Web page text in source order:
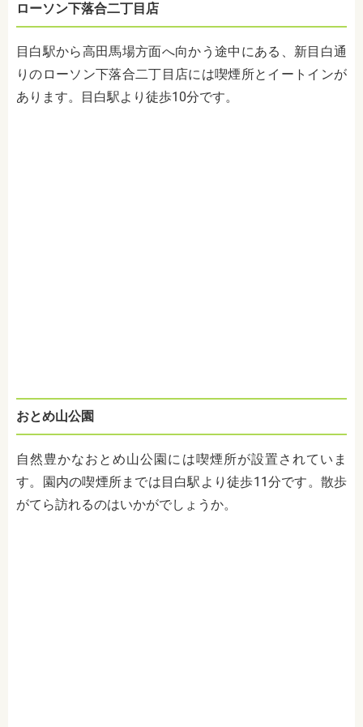
ローソン下落合二丁目店
目白駅から高田馬場方面へ向かう途中にある、新目白通
りのローソン下落合二丁目店には喫煙所とイートインが
あります。目白駅より徒歩10分です。
おとめ山公園
自然豊かなおとめ山公園には喫煙所が設置されていま
す。園内の喫煙所までは目白駅より徒歩11分です。散歩
がてら訪れるのはいかがでしょうか。